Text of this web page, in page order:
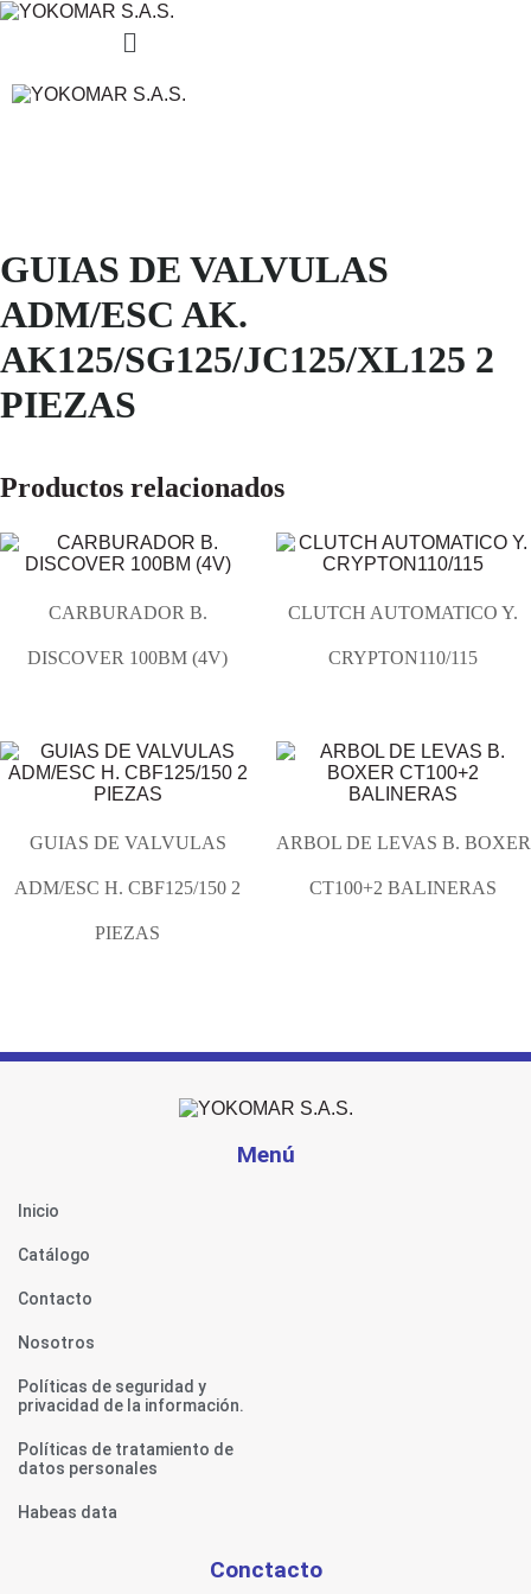
Menú
GUIAS DE VALVULAS
ADM/ESC AK.
AK125/SG125/JC125/XL125 2
PIEZAS
Productos relacionados
CARBURADOR B.
DISCOVER 100BM (4V)
CLUTCH AUTOMATICO Y.
CRYPTON110/115
GUIAS DE VALVULAS
ADM/ESC H. CBF125/150 2
PIEZAS
ARBOL DE LEVAS B. BOXER
CT100+2 BALINERAS
Menú
Inicio
Catálogo
Contacto
Nosotros
Políticas de seguridad y
privacidad de la información.
Políticas de tratamiento de
datos personales
Habeas data
Conctacto